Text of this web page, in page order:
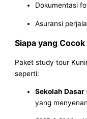
Dokumentasi
Asuransi
Siapa yang
Paket study tour
seperti:
Sekolah Dasar
yang